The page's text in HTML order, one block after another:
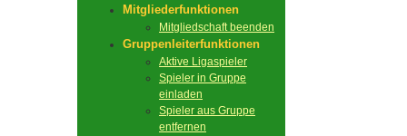
Mitgliederfunktionen
Mitgliedschaft beenden
Gruppenleiterfunktionen
Aktive Ligaspieler
Spieler in Gruppe
einladen
Spieler aus Gruppe
entfernen